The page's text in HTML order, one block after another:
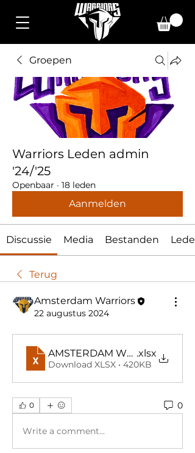
Groepen
Warriors Leden admin
'24/'25
Openbaar · 18 leden
Aanmelden
Discussie Media Bestanden
Terug
Amsterdam Warriors
22 augustus 2024
AMSTERDAM WARRIORS
.xlsx
Download XLSX • 420KB
0 0
Write a comment...